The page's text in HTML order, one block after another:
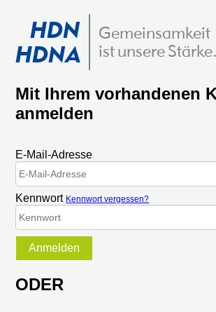
HDN
HDNA
Gemeinsamkeit
ist unsere Stärke.
Mit Ihrem vorhandenen
anmelden
E-Mail-Adresse
Kennwort Kennwort vergessen?
Anmelden
ODER